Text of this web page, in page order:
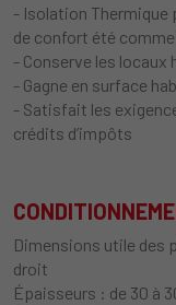
- Isolation Thermique
de confort été
- Conserve les locaux
- Gagne en surface
- Satisfait les
crédits d’impôts
Dimensions utile des
droit
Épaisseurs : de 30 à